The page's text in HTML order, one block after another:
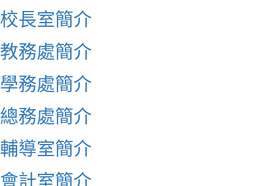
校長室簡介
教務處簡介
學務處簡介
總務處簡介
輔導室簡介
會計室簡介